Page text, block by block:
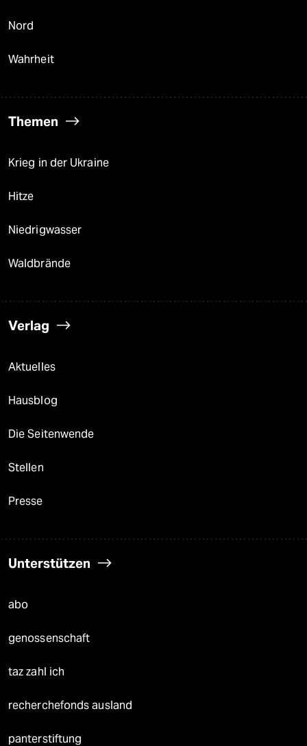
Nord
Wahrheit
Themen
Krieg in der Ukraine
Hitze
Niedrigwasser
Waldbrände
Verlag
Aktuelles
Hausblog
Die Seitenwende
Stellen
Presse
Unterstützen
abo
genossenschaft
taz zahl ich
recherchefonds ausland
panterstiftung